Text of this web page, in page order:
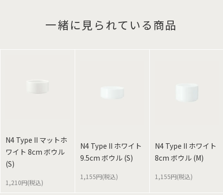
一緒に見られている商品
N4 Type II マットホ
ワイト 8cm ボウル
(S)
1,210円(税込)
N4 Type II ホワイト
9.5cm ボウル (S)
1,155円(税込)
N4 Type II ホワイト
8cm ボウル (M)
1,155円(税込)